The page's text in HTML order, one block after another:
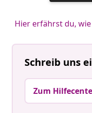
Hier erfährst du,
Schreib uns
Zum